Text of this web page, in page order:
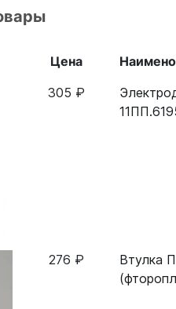
Цена
305 ₽
276 ₽
Втулка